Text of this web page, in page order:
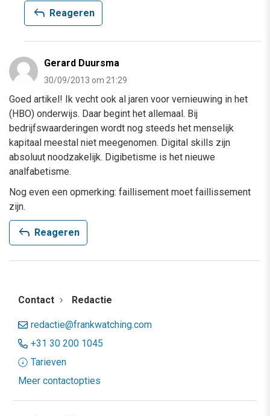
reply Reageren
Gerard Duursma
30/09/2013 om 21:29
Goed artikel! Ik vecht ook al jaren voor vernieuwing in het
(HBO) onderwijs. Daar begint het allemaal. Bij
bedrijfswaarderingen wordt nog steeds het menselijk
kapitaal meestal niet meegenomen. Digital skills zijn
absoluut noodzakelijk. Digibetisme is het nieuwe
analfabetisme.
Nog even een opmerking: faillisement moet faillissement
zijn.
reply Reageren
Contact Redactie
redactie@frankwatching.com
+31 30 200 1045
Tarieven
Meer contactopties